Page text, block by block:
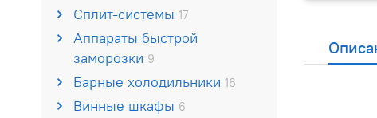
Сплит-системы 17
Аппараты быстрой
заморозки 9
Барные холодильники 16
Винные шкафы 6